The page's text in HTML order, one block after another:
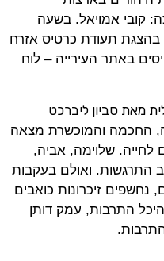
ה-19 וה-20 מרצה: קובי אמויאל. בשעה
האלה. מחיר: 20 ₪ בהצגת תעודת כרטיס אזרח
באתר העירייה – לוח
מאת סביון ליברכט
החכמה והמוכשרת מצאה
לחייה. שלוימה, אביה,
התרגשות. ואולם בעקבות
זיכרונות כואבים
בפולין. בשעה 20:30 בהיכל התרבות, עמק דותן